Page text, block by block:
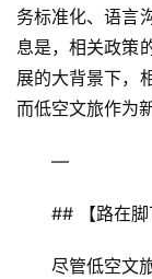
A
R
+
文
旅
务标准化、语言
息是，相关政策
展的大背景下，
而低空文旅作为
—
## 【路在脚
尽管低空文